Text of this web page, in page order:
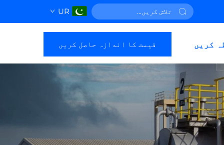
UR
کریں قیمت کا اندازہ حاصل کریں